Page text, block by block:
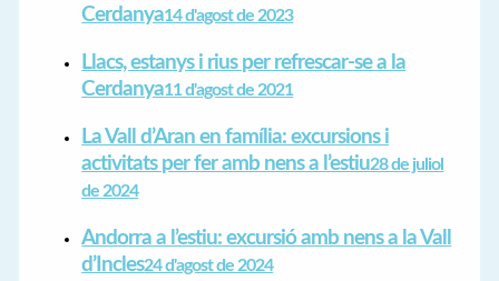
Cerdanya14 d'agost de 2023
Llacs, estanys i rius per refrescar-se a la
Cerdanya11 d'agost de 2021
La Vall d’Aran en família: excursions i
activitats per fer amb nens a l’estiu28 de juliol
de 2024
Andorra a l’estiu: excursió amb nens a la Vall
d’Incles24 d'agost de 2024